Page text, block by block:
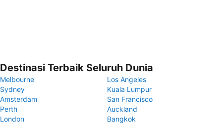
Destinasi Terbaik Seluruh Dunia
Melbourne
Los Angeles
Sydney
Kuala Lumpur
Amsterdam
San Francisco
Perth
Auckland
London
Bangkok